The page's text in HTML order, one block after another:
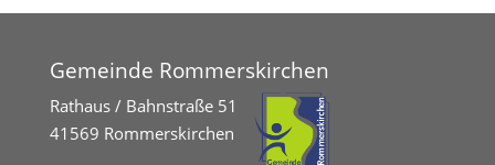
Gemeinde Rommerskirchen
Rathaus / Bahnstraße 51
41569 Rommerskirchen